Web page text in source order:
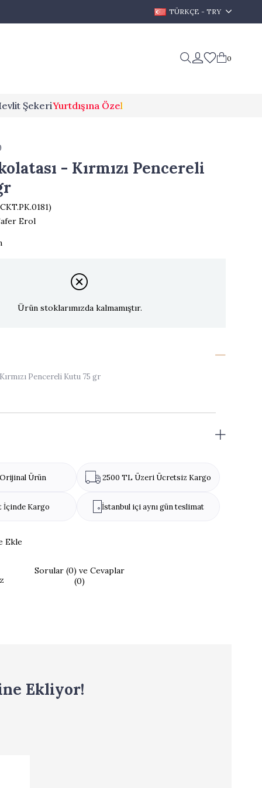
TÜRKÇE - TRY
0
ŞekeriYurtdışına Özel
- Kırmızı Pencereli
Erol
Ürün stoklarımızda kalmamıştır.
Pencereli Kutu 75 gr
Ürün 2500 TL Üzeri Ücretsiz Kargo
İçinde Kargo İstanbul içi aynı gün teslimat
Ekle
Sorular (0) ve Cevaplar
(0)
Ekliyor!